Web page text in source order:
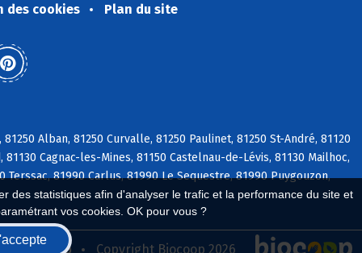
des statistiques afin d'analyser le trafic et la performance du site et
vos cookies. OK pour vous ?
des cookies Plan du site
Alban, 81250 Curvalle, 81250 Paulinet, 81250 St-André, 81120
Cagnac-les-Mines, 81150 Castelnau-de-Lévis, 81130 Mailhoc,
81990 Carlus, 81990 Le Sequestre, 81990 Puygouzon,
Biocoop Copyright Biocoop 2026